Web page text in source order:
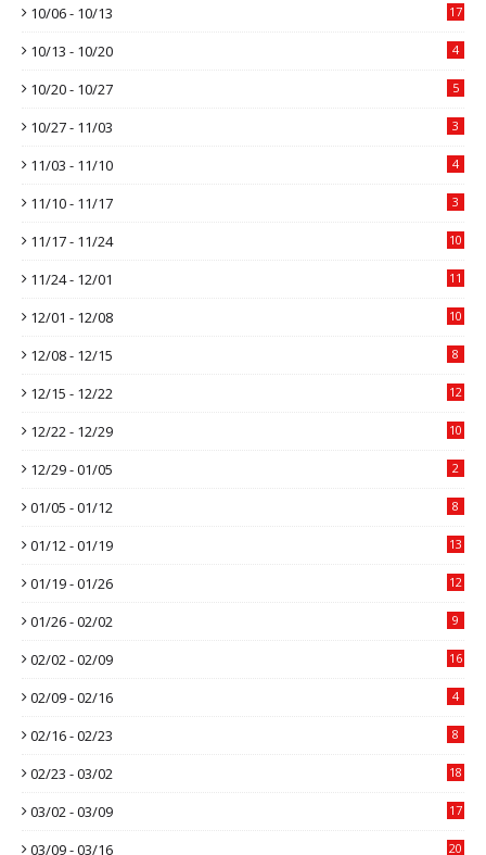
10/06 - 10/13 17
10/13 - 10/20 4
10/20 - 10/27 5
10/27 - 11/03 3
11/03 - 11/10 4
11/10 - 11/17 3
11/17 - 11/24 10
11/24 - 12/01 11
12/01 - 12/08 10
12/08 - 12/15 8
12/15 - 12/22 12
12/22 - 12/29 10
12/29 - 01/05 2
01/05 - 01/12 8
01/12 - 01/19 13
01/19 - 01/26 12
01/26 - 02/02 9
02/02 - 02/09 16
02/09 - 02/16 4
02/16 - 02/23 8
02/23 - 03/02 18
03/02 - 03/09 17
03/09 - 03/16 20